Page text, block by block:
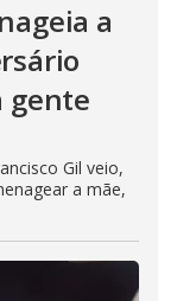
a
gente
Gil veio,
a mãe,